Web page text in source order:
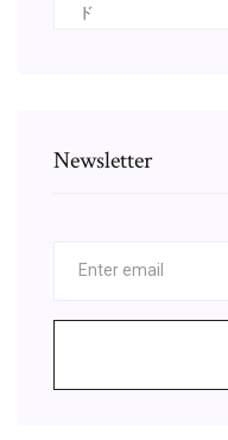
ド
Newsletter